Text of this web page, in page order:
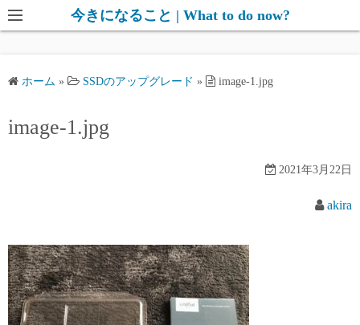
コ
ン
ス
今きになること | What to do now?
ホーム » SSDのアップグレード » image-1.jpg
image-1.jpg
2021年3月22日
akira